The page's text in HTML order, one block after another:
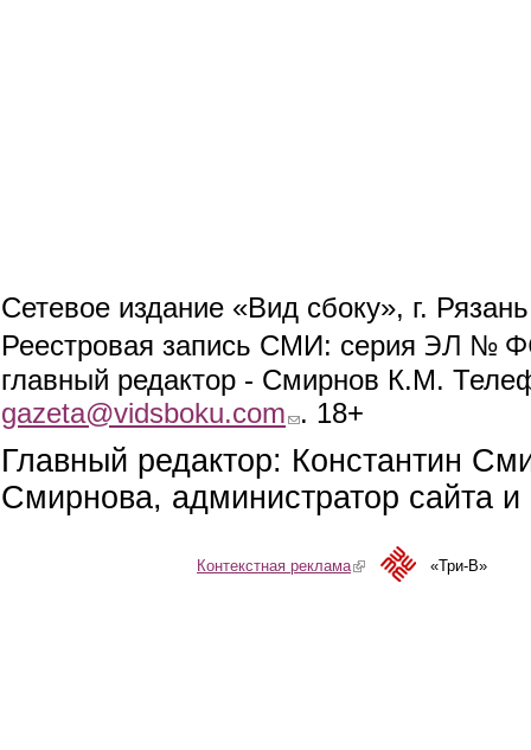
Сетевое издание «Вид сбоку», г.
Реестровая запись СМИ: серия ЭЛ №
главный редактор - Смирнов К.М.
gazeta@vidsboku.com (link sends e-mail)
. 18+
Главный редактор: Константин
Смирнова, администратор сайта
Контекстная реклама(link is external)«Три-В»